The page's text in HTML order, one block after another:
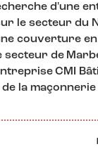
d'une
le secteur du
couverture en
secteur de
CMI
la maçonnerie